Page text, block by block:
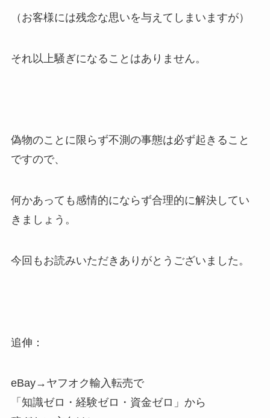
（お客様には残念な思いを与えてしまいますが）
それ以上騒ぎになることはありません。
偽物のことに限らず不測の事態は必ず起きること
ですので、
何かあっても感情的にならず合理的に解決してい
きましょう。
今回もお読みいただきありがとうございました。
追伸：
eBay→ヤフオク輸入転売で
「知識ゼロ・経験ゼロ・資金ゼロ」から